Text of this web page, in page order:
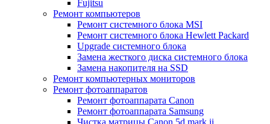
Fujitsu
Ремонт компьютеров
Ремонт системного блока MSI
Ремонт системного блока Hewlett Packard
Upgrade системного блока
Замена жесткого диска системного блока
Замена накопителя на SSD
Ремонт компьютерных мониторов
Ремонт фотоаппаратов
Ремонт фотоаппарата Canon
Ремонт фотоаппарата Samsung
Чистка матрицы Canon 5d mark ii